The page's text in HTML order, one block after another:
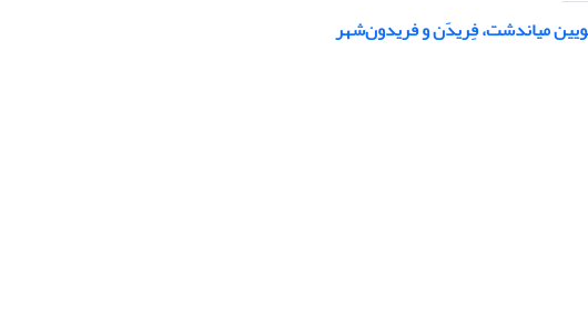
میاندشت، فِریدَن و فریدون‌شهر